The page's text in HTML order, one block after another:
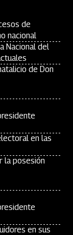
de
nacional
Nacional del
de Don
en las
la posesión
en sus